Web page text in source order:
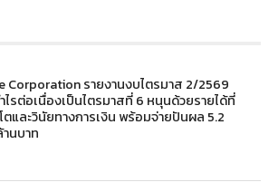
Corporation รายงานงบไตรมาส 2/2569
ไรต่อเนื่องเป็นไตรมาสที่ 6 หนุนด้วยรายได้ที่
ตและวินัยทางการเงิน พร้อมจ่ายปันผล 5.2
นบาท